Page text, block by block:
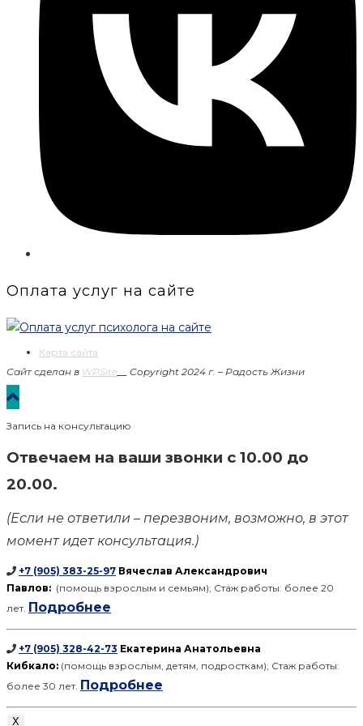
Оплата услуг на сайте
Карта сайта
Сайт сделан в WPSite Copyright 2024 г. – Радость Жизни
Запись на консультацию
Отвечаем на ваши звонки с 10.00 до
20.00.
(Если не ответили – перезвоним, возможно, в этот
момент идет консультация.)
+7 (905) 383-25-97 Вячеслав Александрович
Павлов: (помощь взрослым и семьям); Стаж работы: более 20
лет. Подробнее
+7 (905) 328-42-73 Екатерина Анатольевна
Кибкало: (помощь взрослым, детям, подросткам); Стаж работы:
более 30 лет. Подробнее
X